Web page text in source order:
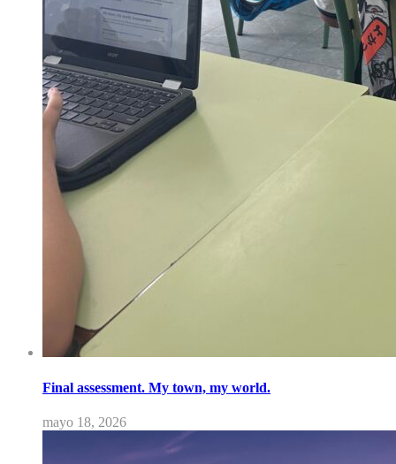
Final assessment. My town, my world.
mayo 18, 2026